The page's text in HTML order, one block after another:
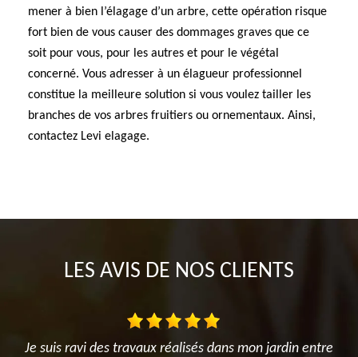
mener à bien l’élagage d’un arbre, cette opération risque
fort bien de vous causer des dommages graves que ce
soit pour vous, pour les autres et pour le végétal
concerné. Vous adresser à un élagueur professionnel
constitue la meilleure solution si vous voulez tailler les
branches de vos arbres fruitiers ou ornementaux. Ainsi,
contactez Levi elagage.
LES AVIS DE NOS CLIENTS
mon jardin entre
Très satisfait de l'intervention.